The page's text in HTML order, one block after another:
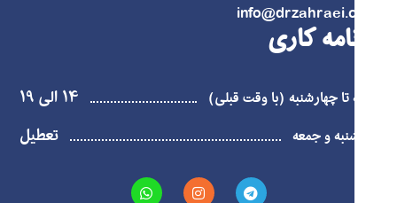
info@drzahraei.com
برنامه کاری
شنبه تا چهارشنبه (با وقت قبلی) ۱۴ الی ۱۹
پنجشنبه و جمعه تعطیل